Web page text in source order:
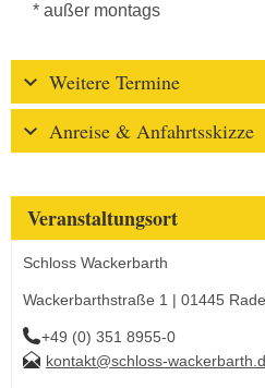
* außer montags
Weitere Termine
Anreise & Anfahrtsskizze
Veranstaltungsort
Schloss Wackerbarth
Wackerbarthstraße 1 | 01445
+49 (0) 351 8955-0
kontakt@schloss-